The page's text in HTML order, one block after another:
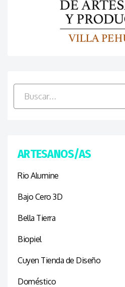
ARTESANOS/AS
Rio Alumine
Bajo Cero 3D
Bella Tierra
Biopiel
Cuyen Tienda de Diseño
Doméstico